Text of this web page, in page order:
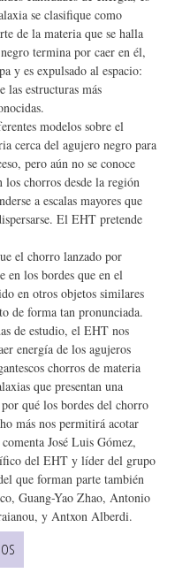
se clasifique como
de la materia que se halla
termina por caer en él,
y es expulsado al espacio:
las estructuras más
modelos sobre el
cerca del agujero negro para
pero aún no se conoce
los chorros desde la región
a escalas mayores que
El EHT pretende
el chorro lanzado por
en los bordes que en el
en otros objetos similares
de forma tan pronunciada.
de estudio, el EHT nos
energía de los agujeros
chorros de materia
que presentan una
qué los bordes del chorro
más nos permitirá acotar
José Luis Gómez,
del EHT y líder del grupo
que forman parte también
Guang-Yao Zhao, Antonio
y Antxon Alberdi.